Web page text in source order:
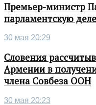
Премьер-министр
парламентскую
30 мая 20:29
Словения
Армении в
члена Совбеза ООН
30 мая 20:23